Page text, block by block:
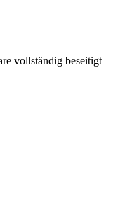
vollständig beseitigt